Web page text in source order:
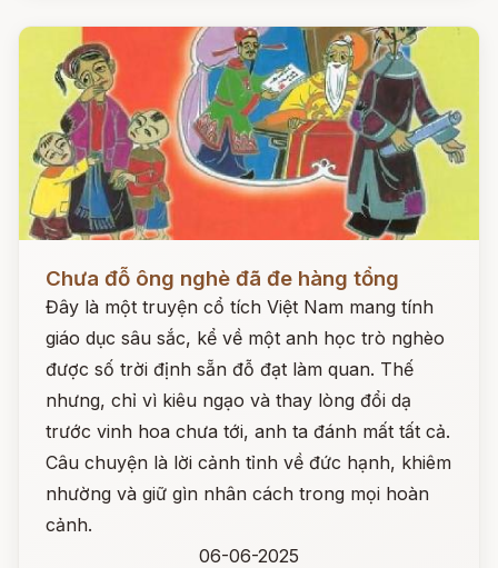
Chưa đỗ ông nghè đã đe hàng tổng
Đây là một truyện cổ tích Việt Nam mang tính
giáo dục sâu sắc, kể về một anh học trò nghèo
được số trời định sẵn đỗ đạt làm quan. Thế
nhưng, chỉ vì kiêu ngạo và thay lòng đổi dạ
trước vinh hoa chưa tới, anh ta đánh mất tất cả.
Câu chuyện là lời cảnh tỉnh về đức hạnh, khiêm
nhường và giữ gìn nhân cách trong mọi hoàn
cảnh.
06-06-2025